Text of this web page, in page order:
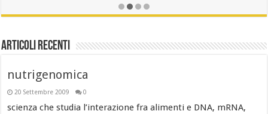
Hospice di Torrevecchia Teatina (Ch)
Buon Natale 2013 e Buon Anno Nuovo
24 Dicembre 2012
Articoli recenti
nutrigenomica
20 Settembre 2009 0
scienza che studia l’interazione fra alimenti e DNA, mRNA,